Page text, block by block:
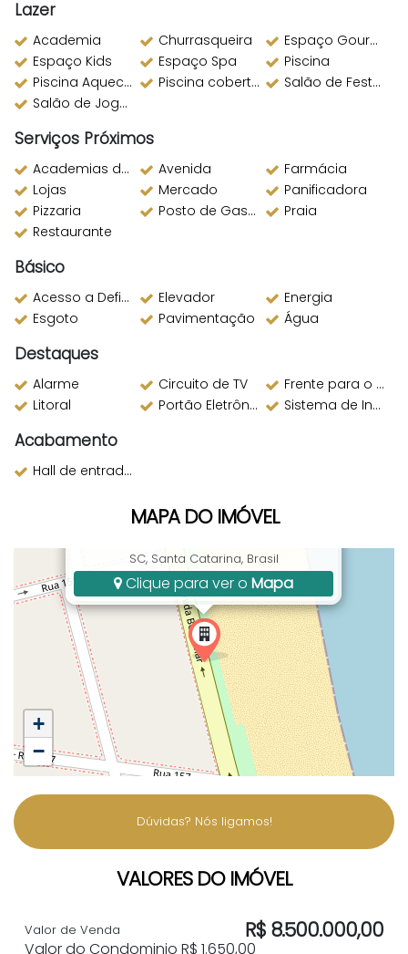
Lazer
Academia Churrasqueira
Espaço Gourmet
Espaço Kids
Espaço Spa
Piscina
Piscina Aquecida
Piscina coberta aquecida
Salão de Festas
Salão de Jogos
Serviços Próximos
Academias de ginástica Avenida
Farmácia
Lojas
Mercado
Panificadora
Pizzaria
Posto de Gasolina
Praia
Restaurante
Básico
Acesso a Deficientes Elevador
Energia
Esgoto
Pavimentação Água
Destaques
Alarme Circuito de TV
Frente para o Mar
Litoral
Portão Eletrônico Sistema de Incêndio
Acabamento
Hall de entrada decorado
MAPA DO IMÓVEL
SC, Santa Catarina, Brasil
Clique para ver o Mapa
+
−
Dúvidas? Nós ligamos!
VALORES DO IMÓVEL
R$ 8.500.000,00
Valor de Venda
Valor do Condominio R$ 1.650,00